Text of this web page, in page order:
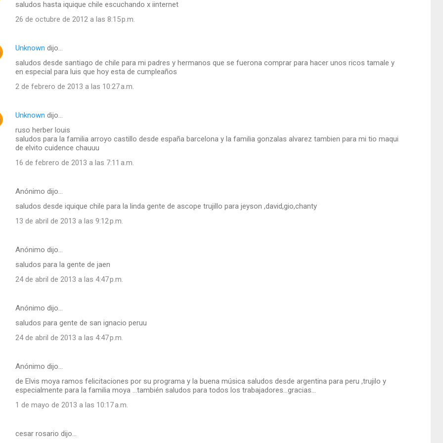
saludos hasta iquique chile escuchando x iinternet
26 de octubre de 2012 a las 8:15 p.m.
Unknown dijo…
saludos desde santiago de chile para mi padres y hermanos que se fuerona comprar para hacer unos ricos tamale y
en especial para luis que hoy esta de cumpleaños
2 de febrero de 2013 a las 10:27 a.m.
Unknown dijo…
ruso herber louis
saludos para la familia arroyo castillo desde españa barcelona y la familia gonzalas alvarez tambien para mi tio maqui
de elvito cuidence chauuu
16 de febrero de 2013 a las 7:11 a.m.
Anónimo dijo…
saludos desde iquique chile para la linda gente de ascope trujillo para jeyson ,david,gio,chanty
13 de abril de 2013 a las 9:12 p.m.
Anónimo dijo…
saludos para la gente de jaen
24 de abril de 2013 a las 4:47 p.m.
Anónimo dijo…
saludos para gente de san ignacio peruu
24 de abril de 2013 a las 4:47 p.m.
Anónimo dijo…
de Elvis moya ramos felicitaciones por su programa y la buena música saludos desde argentina para peru ,trujilo y
especialmente para la familia moya ...también saludos para todos los trabajadores...gracias...
1 de mayo de 2013 a las 10:17 a.m.
cesar rosario dijo…